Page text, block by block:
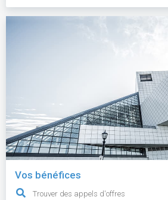
Vos bénéfices
Trouver des appels d'offres